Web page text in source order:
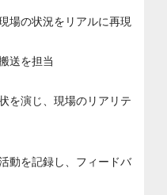
場の状況をリアルに再現
送を担当
を演じ、現場のリアリテ
動を記録し、フィードバ